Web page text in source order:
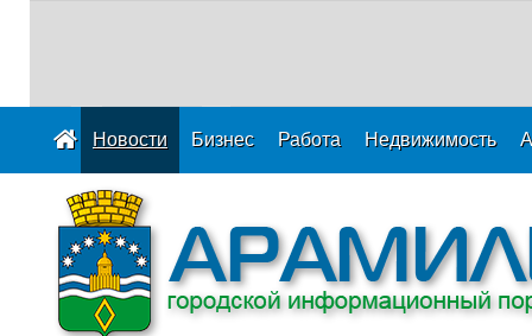
Новости Бизнес Работа Недвижимость